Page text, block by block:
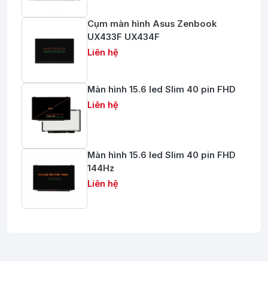
Cụm màn hình Asus Zenbook
UX433F UX434F
Liên hệ
Màn hình 15.6 led Slim 40 pin FHD
Liên hệ
Màn hình 15.6 led Slim 40 pin FHD
144Hz
Liên hệ